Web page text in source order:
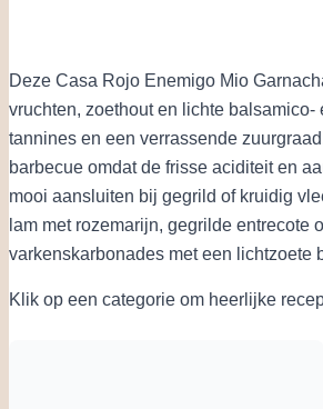
Deze Casa Rojo Enemigo Mio
vruchten, zoethout en lichte
tannines en een verrassende
barbecue omdat de frisse aciditeit en
mooi aansluiten bij gegrild of kruidig
lam met rozemarijn, gegrilde entrecote
varkenskarbonades met een lichtzoete
Klik op een categorie om heerlijke